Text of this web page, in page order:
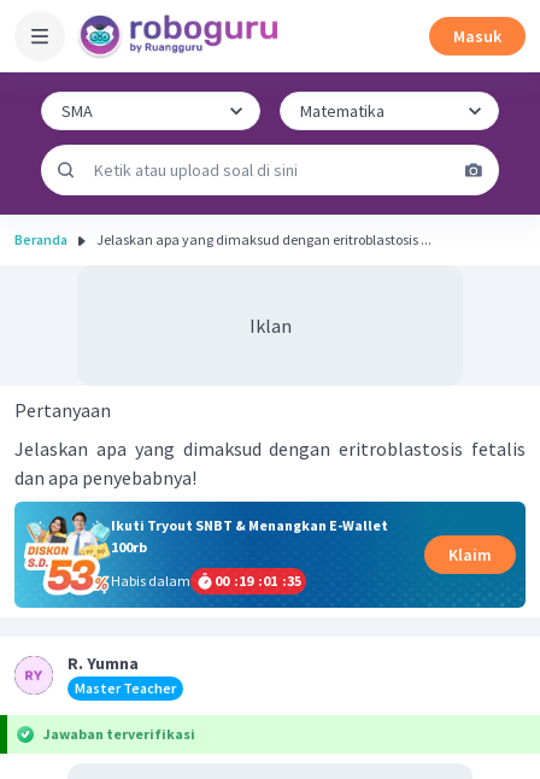
Masuk
Beranda Jelaskan apa yang dimaksud dengan eritroblastosis ...
Iklan
Pertanyaan
Jelaskan apa yang dimaksud dengan eritroblastosis fetalis
dan apa penyebabnya!
Ikuti Tryout SNBT & Menangkan E-Wallet
100rb
Habis dalam
00 :19 :01 :35
Klaim
R. Yumna
Master Teacher
Jawaban terverifikasi